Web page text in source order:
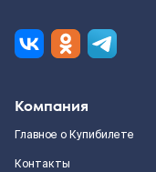
Компания
Главное о Купибилете
Контакты